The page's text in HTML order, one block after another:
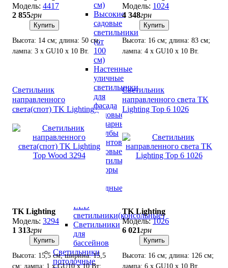
см)
Высокие
садовые
светильники
(от
100
см)
Настенные
уличные
светильники
для
фасада
Садовые
фонарные
столбы
Грунтовые
садовые
светильники
Прожекторы
светодиодные
LED
светильники(консольные)
Светильники
для
бассейнов
Светильники
потолочные
4417
2 855грн
Купить
Высота: 14 см; длина: 50 см;
лампа: 3 х GU10 х 10 Вт.
1024
4 348грн
Купить
Высота: 16 см; длина: 83 см;
лампа: 4 х GU10 х 10 Вт.
Светильник
направленного
света(спот) TK Lighting
TK Lighting
3294
1 313грн
Купить
Высота: 15,5 см; ширина: 15,5
см; лампа: 1 х GU10 х 10 Вт;
Светильник
направленного света TK
Lighting Top 6 1026
TK Lighting
1026
6 021грн
Купить
Высота: 16 см; длина: 126 см;
лампа: 6 х GU10 х 10 Вт.